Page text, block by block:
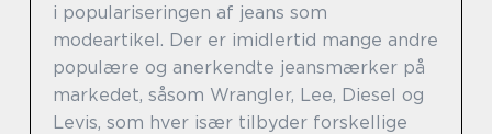
i populariseringen af jeans som
modeartikel. Der er imidlertid mange andre
populære og anerkendte jeansmærker på
markedet, såsom Wrangler, Lee, Diesel og
Levis, som hver især tilbyder forskellige